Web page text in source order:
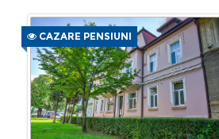
CAZARE PENSIUNI